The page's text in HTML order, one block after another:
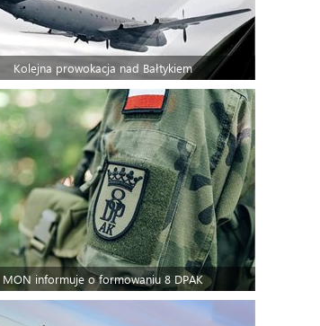
Kolejna prowokacja nad Bałtykiem
MON informuje o formowaniu 8 DPAK